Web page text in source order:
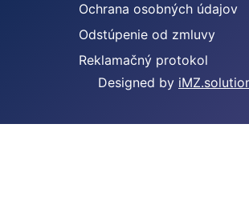
Ochrana osobných údajov
Odstúpenie od zmluvy
Reklamačný protokol
Designed by